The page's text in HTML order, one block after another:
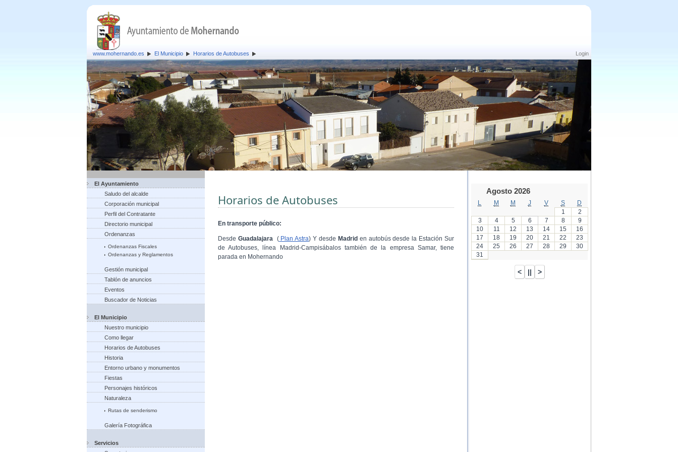
Login
www.mohernando.es El Municipio Horarios de Autobuses
El Ayuntamiento
Saludo del alcalde
Corporación municipal
Perfil del Contratante
Directorio municipal
Ordenanzas
Ordenanzas Fiscales
Ordenanzas y Reglamentos
Gestión municipal
Tablón de anuncios
Eventos
Buscador de Noticias
El Municipio
Nuestro municipio
Como llegar
Horarios de Autobuses
Historia
Entorno urbano y monumentos
Fiestas
Personajes históricos
Naturaleza
Rutas de senderismo
Galería Fotográfica
Servicios
Horarios de Autobuses
En transporte público:
Desde Guadalajara (Plan Astra) Y desde Madrid en autobús desde la Estación Sur
de Autobuses, línea Madrid-Campisábalos también de la empresa Samar, tiene
parada en Mohernando
Agosto 2026
M M J V S
D
1
2
3
4 5 6 7 8
9
10
11 12 13 14 15
16
17
18 19 20 21 22
23
24
25 26 27 28 29
30
31